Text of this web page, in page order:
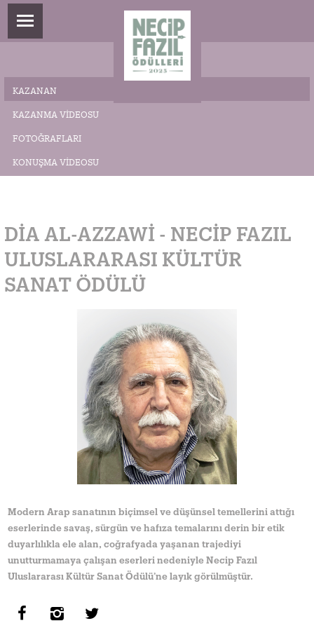
KAZANAN
KAZANMA VIDEOSU
FOTOĞRAFLARI
KONUŞMA VIDEOSU
DIA AL-AZZAWI - NECİP FAZIL
ULUSLARARASI KÜLTÜR
SANAT ÖDÜLÜ
Modern Arap sanatının biçimsel ve düşünsel temellerini attığı
eserlerinde savaş, sürgün ve hafıza temalarını derin bir etik
duyarlılıkla ele alan, coğrafyada yaşanan trajediyi
unutturmamaya çalışan eserleri nedeniyle Necip Fazıl
Uluslararası Kültür Sanat Ödülü’ne layık görülmüştür.